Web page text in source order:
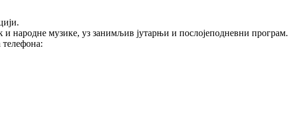
народне музике, уз занимљив јутарњи и послојеподневни програм.